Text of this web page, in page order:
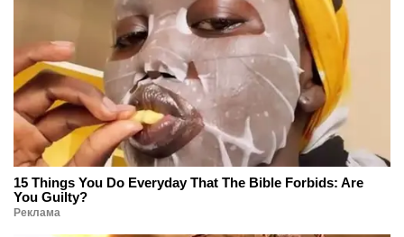
15 Things You Do Everyday That The Bible Forbids: Are
You Guilty?
Реклама